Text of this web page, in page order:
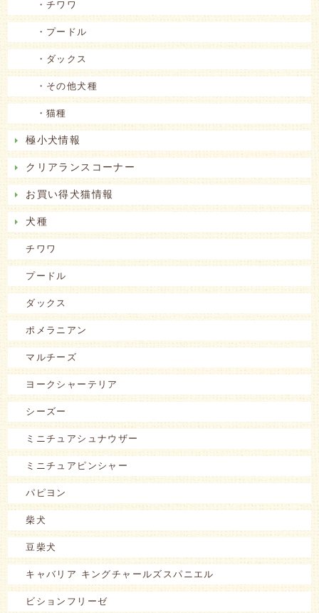
・チワワ
・プードル
・ダックス
・その他犬種
・猫種
極小犬情報
クリアランスコーナー
お買い得犬猫情報
犬種
チワワ
プードル
ダックス
ポメラニアン
マルチーズ
ヨークシャーテリア
シーズー
ミニチュアシュナウザー
ミニチュアピンシャー
パピヨン
柴犬
豆柴犬
キャバリア キングチャールズスパニエル
ビションフリーゼ